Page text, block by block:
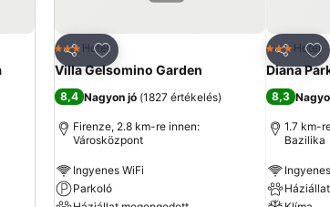
Megosztás
Hozzáadás a kedvencekhez
3 Kategória
Hotel
Villa Gelsomino Garden
8,4 Nagyon jó (1827 értékelés)
Firenze, 2.8 km-re innen:
Városközpont
Ingyenes WiFi
Parkoló
3 Kategória
Hotel
Diana
8,3
1.7 km-
Bazilika